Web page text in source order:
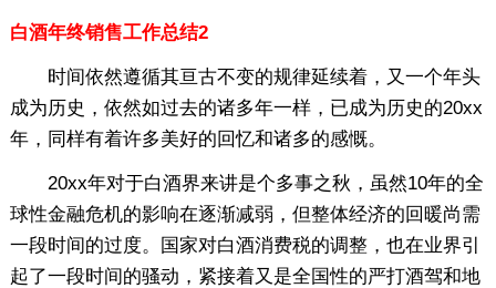
白酒年终销售工作总结2
时间依然遵循其亘古不变的规律延续着，又一个年头
成为历史，依然如过去的诸多年一样，已成为历史的20xx
年，同样有着许多美好的回忆和诸多的感慨。
20xx年对于白酒界来讲是个多事之秋，虽然10年的全
球性金融危机的影响在逐渐减弱，但整体经济的回暖尚需
一段时间的过度。国家对白酒消费税的调整，也在业界引
起了一段时间的骚动，紧接着又是全国性的严打酒驾和地